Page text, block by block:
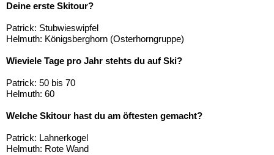
Deine erste Skitour?
Patrick: Stubwieswipfel
Helmuth: Königsberghorn (Osterhorngruppe)
Wieviele Tage pro Jahr stehts du auf Ski?
Patrick: 50 bis 70
Helmuth: 60
Welche Skitour hast du am öftesten gemacht?
Patrick: Lahnerkogel
Helmuth: Rote Wand